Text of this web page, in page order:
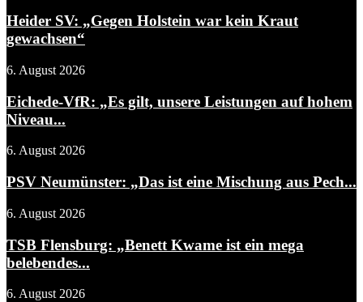
Heider SV: „Gegen Holstein war kein Kraut
gewachsen“
6. August 2026
Eichede-VfR: „Es gilt, unsere Leistungen auf hohem
Niveau...
6. August 2026
PSV Neumünster: „Das ist eine Mischung aus Pech...
6. August 2026
TSB Flensburg: „Benett Kwame ist ein mega
belebendes...
6. August 2026